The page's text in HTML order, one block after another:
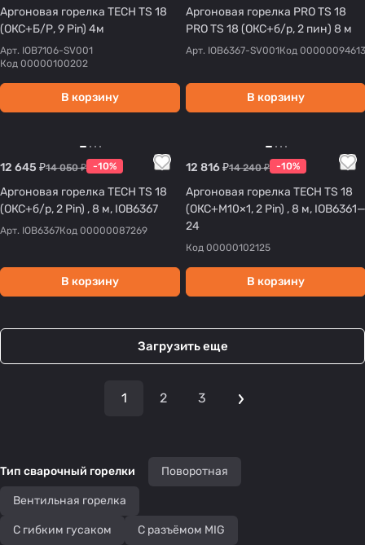
Аргоновая горелка TECH TS 18
(ОКС+Б/Р, 9 Pin) 4м
Арт. IOB7106-SV001
Код 00000100202
В корзину
Аргоновая горелка PRO TS 18
PRO TS 18 (ОКС+б/р, 2 пин) 8 м
Арт. IOB6367-SV001Код 00000094613
В корзину
12 645 ₽14 050 ₽ -10%
Аргоновая горелка TECH TS 18
(ОКС+б/р, 2 Pin) , 8 м, IOB6367
Арт. IOB6367Код 00000087269
В корзину
12 816 ₽14 240 ₽ -10%
Аргоновая горелка TECH TS 18
(ОКС+М10×1, 2 Pin) , 8 м, IOB6361—
24
Код 00000102125
В корзину
Загрузить еще
1 2 3
Тип сварочный горелки Поворотная
Вентильная горелка
С гибким гусаком
С разъёмом MIG